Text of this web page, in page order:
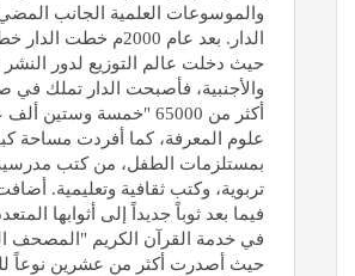
والموسوعات العلمية الجانب
الدار. بعد عام 2000م خطت
حيث دخلت عالم التوزيع لدور النشر
والأجنبية، فأصبحت الدار تملك في
أكثر من 65000 "خمسة
علوم المعرفة، كما أفردت مساحة
بمستلزمات الطفل، من كتب
تربوية، وكتب ثقافية وتعليمية.
فيما بعد ثوباً جديداً إلى أثوابها
في خدمة القرآن الكريم "المصحف
حيث أصدرت أكثر من عشرين نوعاً